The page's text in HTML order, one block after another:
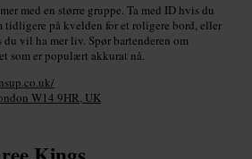
med en større gruppe. Ta med ID hvis du
på kvelden for et roligere bord, eller
du vil ha mer liv. Spør bartenderen om
som er populært akkurat nå.
W14 9HR, UK